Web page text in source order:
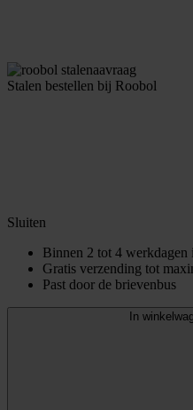
Stalen bestellen bij Roobol
Sluiten
Binnen 2 tot 4 werkdagen
Gratis verzending tot
Past door de brievenbus
In